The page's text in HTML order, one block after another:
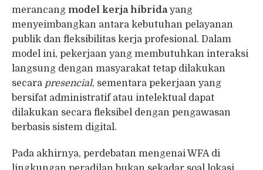
merancang model kerja hibridayang
menyeimbangkan antara kebutuhan pelayanan
publik dan fleksibilitas kerja profesional. Dalam
model ini, pekerjaan yang membutuhkan interaksi
langsung dengan masyarakat tetap dilakukan
secara presencial, sementara pekerjaan yang
bersifat administratif atau intelektual dapat
dilakukan secara fleksibel dengan pengawasan
berbasis sistem digital.
Pada akhirnya, perdebatan mengenai WFA di